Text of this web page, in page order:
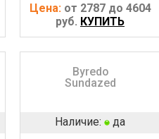
Цена: от 2787 до 4604
руб. КУПИТЬ
Byredo
Sundazed
Наличие: да